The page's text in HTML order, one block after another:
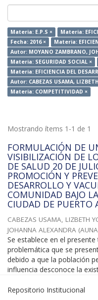
Materia: E.P.S × Materia:
Fecha: 2016 ×
Materia:
Autor: MOYANO ZAMBRANO,
Materia: SEGURIDAD SOCIAL ×
Materia: EFICIENCIA DEL
Autor: CABEZAS USAMA,
Materia: COMPETITIVIDAD ×
Mostrando ítems 1-1 de 1
FORMULACIÓN DE
VISIBILIZACIÓN DE
DE SALUD 20 DE
PROMOCIÓN Y
DESARROLLO Y
COMUNIDAD BAJO
CIUDAD DE PUERTO
CABEZAS USAMA, LIZBETH
JOHANNA ALEXANDRA (
Se establece en el
problemática que se
debido a que la población
influencia desconoce la
Repositorio Institucional